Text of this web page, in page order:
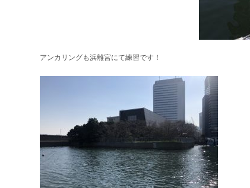
アンカリングも浜離宮にて練習です！